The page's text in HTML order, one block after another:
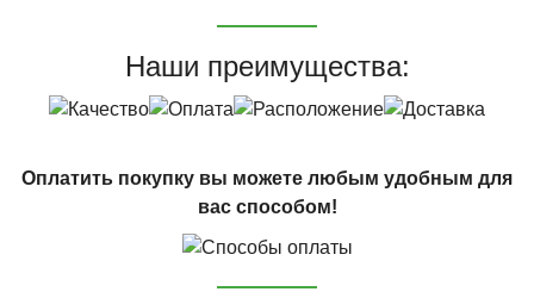
Наши преимущества:
Оплатить покупку вы можете любым удобным для
вас способом!